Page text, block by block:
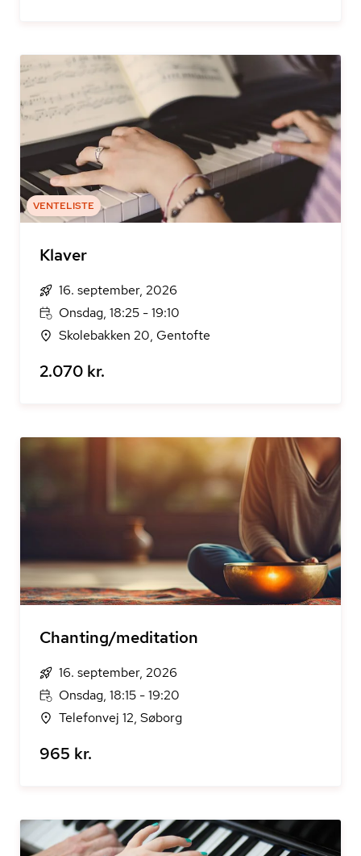
VENTELISTE
Klaver
16. september, 2026
Onsdag, 18:25 - 19:10
Skolebakken 20, Gentofte
2.070 kr.
Chanting/meditation
16. september, 2026
Onsdag, 18:15 - 19:20
Telefonvej 12, Søborg
965 kr.